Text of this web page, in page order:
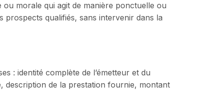
ou morale qui agit de manière ponctuelle ou
prospects qualifiés, sans intervenir dans la
: identité complète de l’émetteur et du
description de la prestation fournie, montant